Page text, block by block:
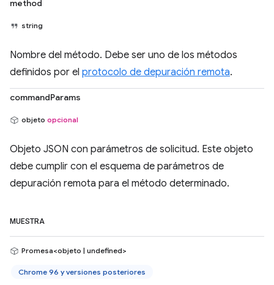
method
string
Nombre del método. Debe ser uno de los métodos
definidos por el protocolo de depuración remota.
commandParams
objeto opcional
Objeto JSON con parámetros de solicitud. Este objeto
debe cumplir con el esquema de parámetros de
depuración remota para el método determinado.
MUESTRA
Promesa<objeto | undefined>
Chrome 96 y versiones posteriores